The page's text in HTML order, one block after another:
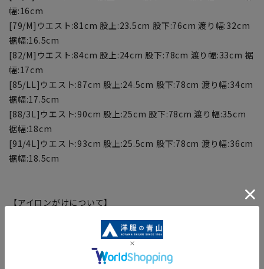
幅:16cm
[79/M]ウエスト:81cm 股上:23.5cm 股下:76cm 渡り幅:32cm
裾幅:16.5cm
[82/M]ウエスト:84cm 股上:24cm 股下:78cm 渡り幅:33cm 裾
幅:17cm
[85/LL]ウエスト:87cm 股上:24.5cm 股下:78cm 渡り幅:34cm
裾幅:17.5cm
[88/3L]ウエスト:90cm 股上:25cm 股下:78cm 渡り幅:35cm
裾幅:18cm
[91/4L]ウエスト:93cm 股上:25.5cm 股下:78cm 渡り幅:36cm
裾幅:18.5cm
【アイロンがけについて】
さい。（品質証紙に記載しています）アイロン温度を間違える
と生地の風合いが固くなります。